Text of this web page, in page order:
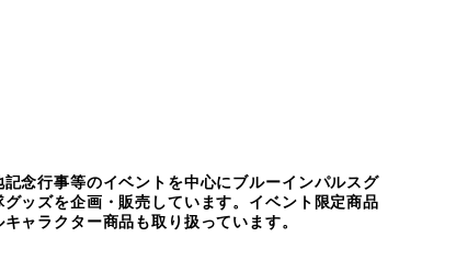
記念行事等のイベントを中心にブルーインパルスグ
グッズを企画・販売しています。イベント限定商品
ャラクター商品も取り扱っています。